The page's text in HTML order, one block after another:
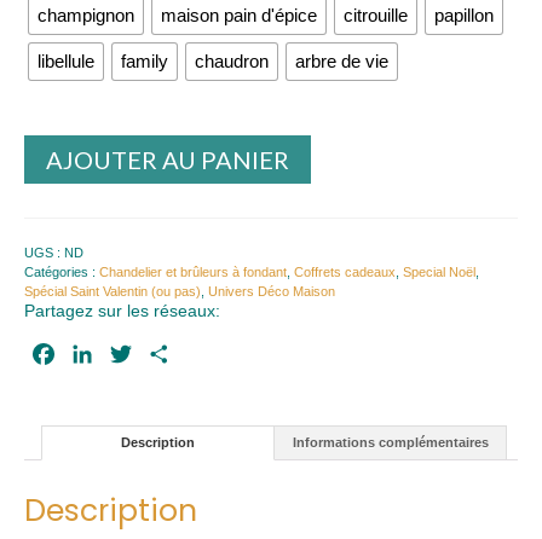
champignon maison pain d'épice citrouille papillon
libellule family chaudron arbre de vie
AJOUTER AU PANIER
UGS : ND
Catégories : Chandelier et brûleurs à fondant Coffrets cadeaux Special Noël
Spécial Saint Valentin (ou pas) Univers Déco Maison
Partagez sur les réseaux:
FacebookLinkedIn
Twitter
Description Informations complémentaires
Description